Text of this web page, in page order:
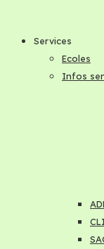
Services
Ecoles
Infos